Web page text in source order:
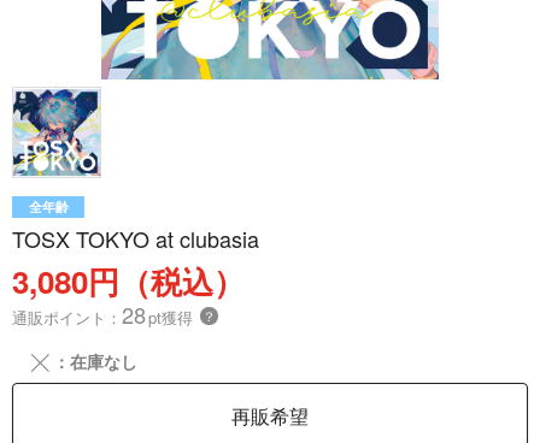
全年齢
TOSX TOKYO at clubasia
3,080円（税込）
通販ポイント： 28pt獲得 ？
╳ ：在庫なし
再販希望